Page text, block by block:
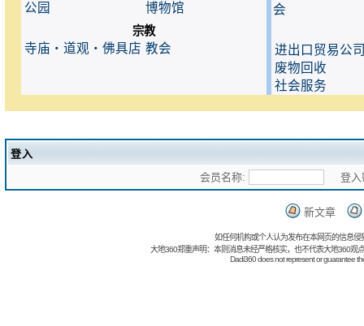
公园 博物馆
宗教
寺庙・道观・佛具店 教会
会
进出口贸易公
废物回收
社会服务
登入
会员名称:
登入
新文章
如任何机构或个人认为发布在本网页的信息
大地360郑重声明：本则消息未经严格核实，也不代表大地360观
Dadi360 does not represent or guarantee